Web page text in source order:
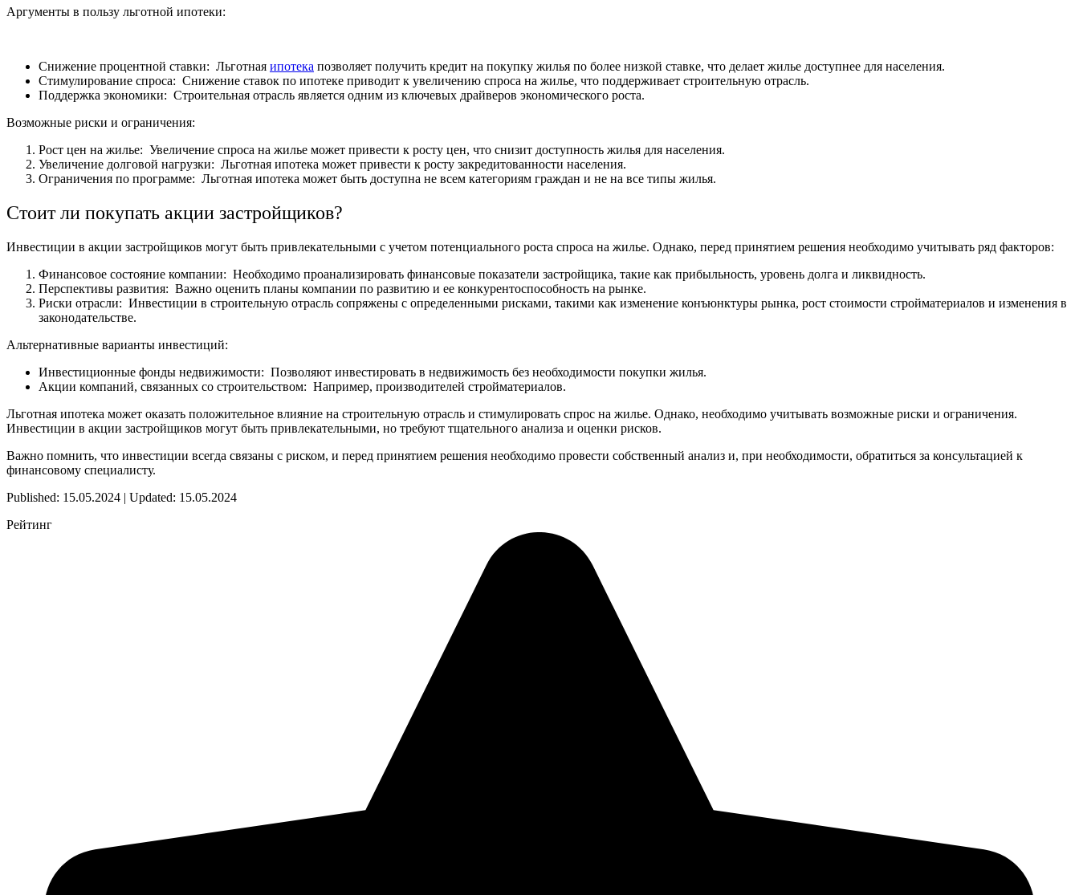
Аргументы в пользу льготной ипотеки:
Снижение процентной ставки: Льготная ипотека позволяет получить кредит на покупку жилья по более низкой ставке, что делает жилье доступнее для населения.
Стимулирование спроса: Снижение ставок по ипотеке приводит к увеличению спроса на жилье, что поддерживает строительную отрасль.
Поддержка экономики: Строительная отрасль является одним из ключевых драйверов экономического роста.
Возможные риски и ограничения:
Рост цен на жилье: Увеличение спроса на жилье может привести к росту цен, что снизит доступность жилья для населения.
Увеличение долговой нагрузки: Льготная ипотека может привести к росту закредитованности населения.
Ограничения по программе: Льготная ипотека может быть доступна не всем категориям граждан и не на все типы жилья.
Стоит ли покупать акции застройщиков?
Инвестиции в акции застройщиков могут быть привлекательными с учетом потенциального роста спроса на жилье. Однако, перед принятием решения необходимо учитывать ряд факторов:
Финансовое состояние компании: Необходимо проанализировать финансовые показатели застройщика, такие как прибыльность, уровень долга и ликвидность.
Перспективы развития: Важно оценить планы компании по развитию и ее конкурентоспособность на рынке.
Риски отрасли: Инвестиции в строительную отрасль сопряжены с определенными рисками, такими как изменение конъюнктуры рынка, рост стоимости стройматериалов и изменения в
законодательстве.
Альтернативные варианты инвестиций:
Инвестиционные фонды недвижимости: Позволяют инвестировать в недвижимость без необходимости покупки жилья.
Акции компаний, связанных со строительством: Например, производителей стройматериалов.
Льготная ипотека может оказать положительное влияние на строительную отрасль и стимулировать спрос на жилье. Однако, необходимо учитывать возможные риски и ограничения.
Инвестиции в акции застройщиков могут быть привлекательными, но требуют тщательного анализа и оценки рисков.
Важно помнить, что инвестиции всегда связаны с риском, и перед принятием решения необходимо провести собственный анализ и, при необходимости, обратиться за консультацией к
финансовому специалисту.
Published: 15.05.2024 | Updated: 15.05.2024
Рейтинг